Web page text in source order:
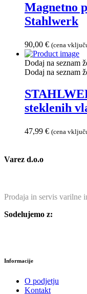
Magnetno
Stahlwerk
90,00 € (cena
Dodaj na seznam
Dodaj na seznam
steklenih
47,99 € (cena
Varez d.o.o
Prodaja in servis varilne
Sodelujemo z:
Informacije
O podjetju
Kontakt